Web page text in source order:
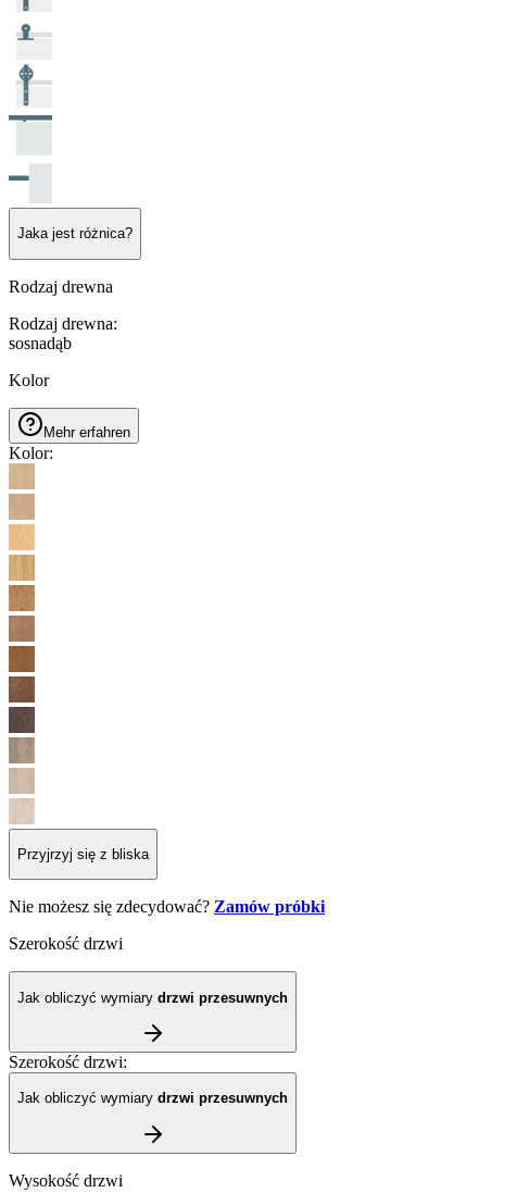
Jaka jest różnica?
Rodzaj drewna
Rodzaj drewna:
sosnadąb
Kolor
Mehr erfahren
Kolor:
Przyjrzyj się z bliska
Nie możesz się zdecydować? Zamów próbki
Szerokość drzwi
Jak obliczyć wymiary drzwi przesuwnych
Szerokość drzwi:
Jak obliczyć wymiary drzwi przesuwnych
Wysokość drzwi